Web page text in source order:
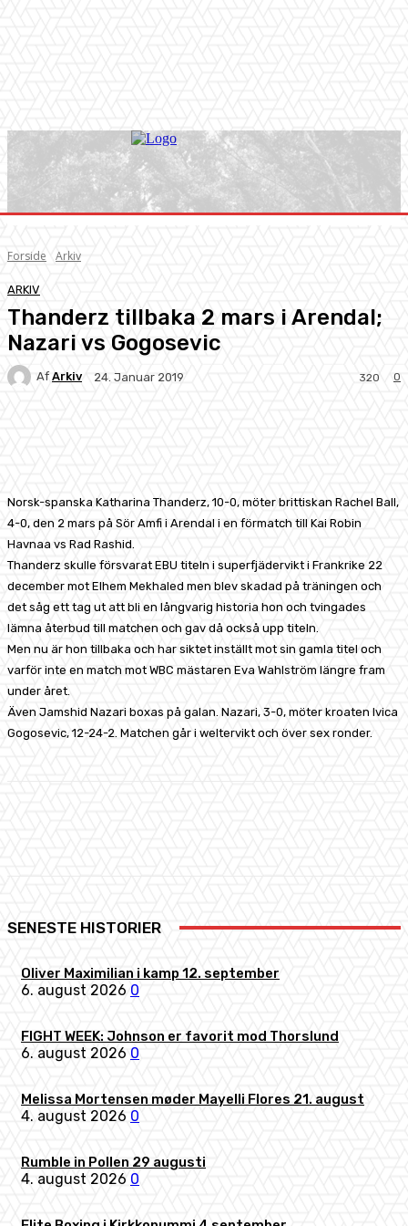
Forside Arkiv
ARKIV
Thanderz tillbaka 2 mars i Arendal;
Nazari vs Gogosevic
Af Arkiv 24. Januar 2019 0
320
Norsk-spanska Katharina Thanderz, 10-0, möter brittiskan Rachel Ball,
4-0, den 2 mars på Sör Amfi i Arendal i en förmatch till Kai Robin
Havnaa vs Rad Rashid.
Thanderz skulle försvarat EBU titeln i superfjädervikt i Frankrike 22
december mot Elhem Mekhaled men blev skadad på träningen och
det såg ett tag ut att bli en långvarig historia hon och tvingades
lämna återbud till matchen och gav då också upp titeln.
Men nu är hon tillbaka och har siktet inställt mot sin gamla titel och
varför inte en match mot WBC mästaren Eva Wahlström längre fram
under året.
Även Jamshid Nazari boxas på galan. Nazari, 3-0, möter kroaten Ivica
Gogosevic, 12-24-2. Matchen går i weltervikt och över sex ronder.
SENESTE HISTORIER
Oliver Maximilian i kamp 12. september
6. august 2026 0
FIGHT WEEK: Johnson er favorit mod Thorslund
6. august 2026 0
Melissa Mortensen møder Mayelli Flores 21. august
4. august 2026 0
Rumble in Pollen 29 augusti
4. august 2026 0